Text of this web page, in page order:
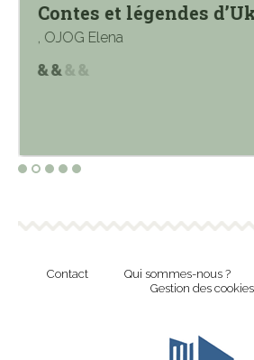
Contes et légendes
, OJOG Elena
Contact Qui sommes-nous ?
Gestion des cookies